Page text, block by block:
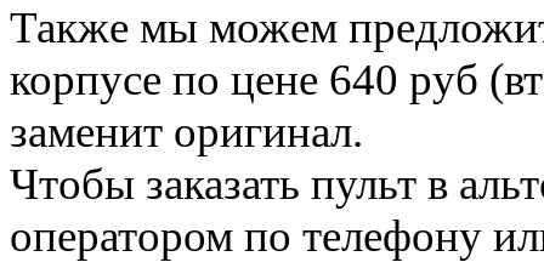
Также мы можем
корпусе по цене 640 руб
заменит оригинал.
Чтобы заказать пульт в
оператором по телефону